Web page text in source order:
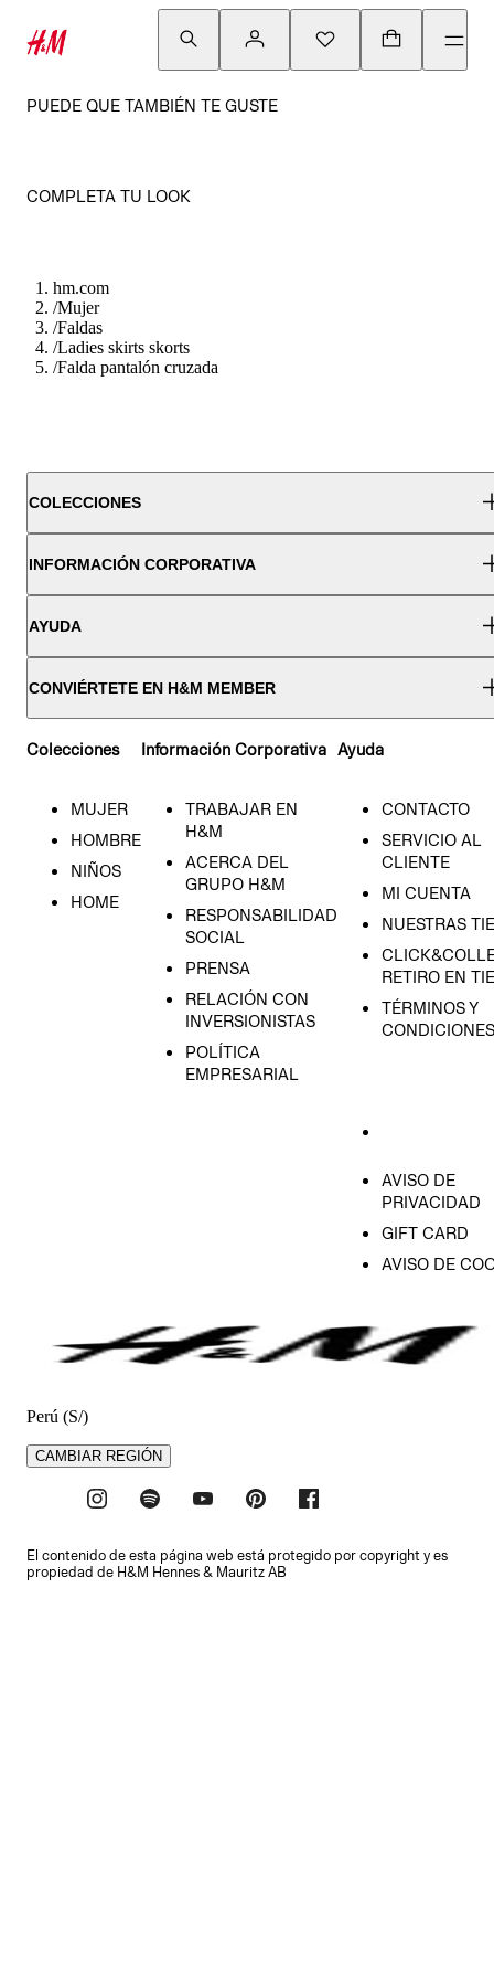
PUEDE QUE TAMBIÉN TE GUSTE
COMPLETA TU LOOK
hm.com
/Mujer
/Faldas
/Ladies skirts skorts
/Falda pantalón cruzada
COLECCIONES
INFORMACIÓN CORPORATIVA
AYUDA
CONVIÉRTETE EN H&M MEMBER
Colecciones
MUJER
HOMBRE
NIÑOS
HOME
Información Corporativa
TRABAJAR EN
H&M
ACERCA DEL
GRUPO H&M
RESPONSABILIDAD
SOCIAL
PRENSA
RELACIÓN CON
INVERSIONISTAS
POLÍTICA
EMPRESARIAL
Ayuda
CONTACTO
SERVICIO AL
CLIENTE
MI CUENTA
NUESTRAS
RETIRO EN
TÉRMINOS Y
CONDICIONES
AVISO DE
PRIVACIDAD
GIFT CARD
AVISO DE
Perú (S/)
CAMBIAR REGIÓN
El contenido de esta página web está protegido por copyright y es
propiedad de H&M Hennes & Mauritz AB